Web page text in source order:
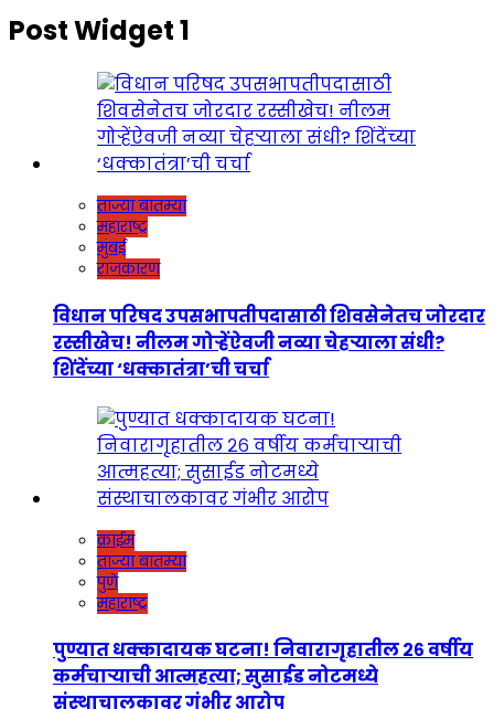
Post Widget 1
ताज्या बातम्या
महाराष्ट्र
मुंबई
राजकारण
विधान परिषद उपसभापतीपदासाठी शिवसेनेतच जोरदार
रस्सीखेच! नीलम गोऱ्हेंऐवजी नव्या चेहऱ्याला संधी?
शिंदेंच्या ‘धक्कातंत्रा’ची चर्चा
क्राईम
ताज्या बातम्या
पुणे
महाराष्ट्र
पुण्यात धक्कादायक घटना! निवारागृहातील २६ वर्षीय
कर्मचाऱ्याची आत्महत्या; सुसाईड नोटमध्ये
संस्थाचालकावर गंभीर आरोप